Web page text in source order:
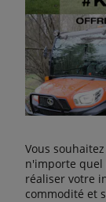
Vous
n'importe quel
réaliser votre
commodité et